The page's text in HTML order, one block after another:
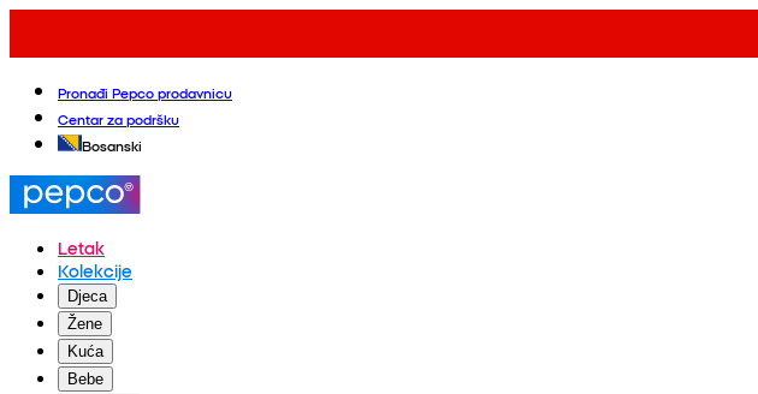
Pronađi Pepco prodavnicu
Centar za podršku
Bosanski
Letak
Kolekcije
Djeca
Žene
Kuća
Bebe